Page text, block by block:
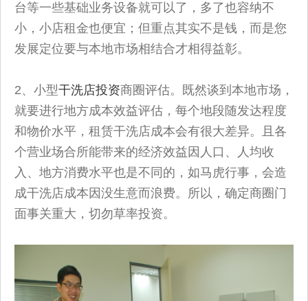
台等一些基础业务设备就可以了，多了也容纳不
小，小店租金也便宜；但重点其实不是钱，而是您
发展定位要与本地市场相结合才相得益彰。
2、小型干洗店投资商圈评估。既然谈到本地市场，
就要进行地方成本效益评估，每个地段随发达程度
和物价水平，租赁干洗店成本会有很大差异。且各
个营业场合所能带来的经济效益因人口、人均收
入、地方消费水平也是不同的，如马虎行事，会造
成干洗店成本因没生意而浪费。所以，确定商圈门
面事关重大，切勿草率投资。